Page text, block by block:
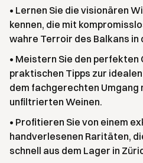
• Lernen Sie die visionären
kennen, die mit
wahre Terroir des Balkans in
• Meistern Sie den perfekten
praktischen Tipps zur
dem fachgerechten Umgang
unfiltrierten Weinen.
• Profitieren Sie von einem
handverlesenen Raritäten,
schnell aus dem Lager in